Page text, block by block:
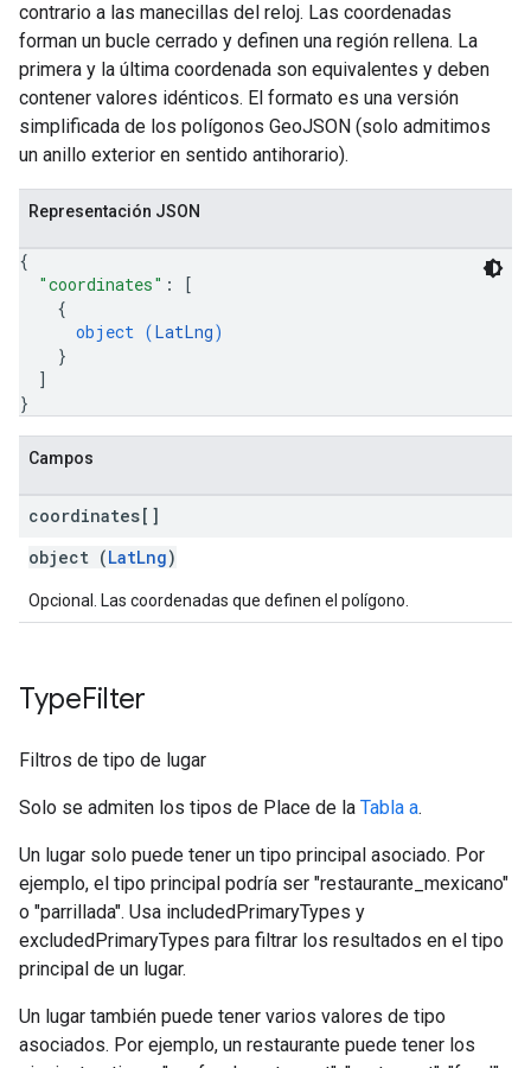
contrario a las manecillas del reloj. Las coordenadas
forman un bucle cerrado y definen una región rellena. La
primera y la última coordenada son equivalentes y deben
contener valores idénticos. El formato es una versión
simplificada de los polígonos GeoJSON (solo admitimos
un anillo exterior en sentido antihorario).
Representación JSON
{
"coordinates" :
[
{
object (LatLng)
}
]
}
Campos
coordinates[]
object (LatLng)
Opcional. Las coordenadas que definen el polígono.
TypeFilter
Filtros de tipo de lugar
Solo se admiten los tipos de Place de la Tabla a.
Un lugar solo puede tener un tipo principal asociado. Por
ejemplo, el tipo principal podría ser "restaurante_mexicano"
o "parrillada". Usa includedPrimaryTypes y
excludedPrimaryTypes para filtrar los resultados en el tipo
principal de un lugar.
Un lugar también puede tener varios valores de tipo
asociados. Por ejemplo, un restaurante puede tener los